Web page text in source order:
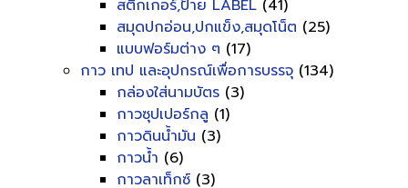
สติกเกอร์,ป้าย LABEL (41)
สมุดปกอ่อน,ปกแข็ง,สมุดโน็ต (25)
แบบฟอร์มต่าง ๆ (17)
กาว เทป และอุปกรณ์เพื่อการบรรจุ (134)
กล่องใส่นามบัตร (3)
กาวซุปเปอร์กลู (1)
กาวดินน้ำมัน (3)
กาวน้ำ (6)
กาวลาเท็กซ์ (3)